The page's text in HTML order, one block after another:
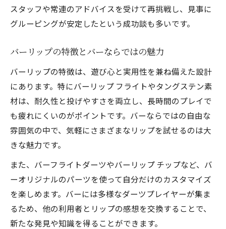
バーリップとチップの組み合わせのコツ
ダーツ上級者が注目するフライト活用術
タングステンバーリップの魅力と利点を解
説
バーリップにおける重さと素材の重要性
投げ心地を高めるバーリップ選びの秘訣
タングステンバーリップの選び方ガイド
バーリップで感じる自分流の投げやすさ
バーリップでダーツをもっと楽しむ工夫
バーリップ選びでプレイ体験を向上させる
バーリップとフライトの調整ポイント紹介
チップや素材の違いを活かすバーリップ術
スタッフや常連のアドバイスを受けて再挑戦し、見事に
グルーピングが安定したという成功談も多いです。
バーリップの特徴とバーならではの魅力
バーリップの特徴は、遊び心と実用性を兼ね備えた設計
にあります。特にバーリップ フライトやタングステン素
材は、耐久性と投げやすさを両立し、長時間のプレイで
も疲れにくいのがポイントです。バーならではの自由な
雰囲気の中で、気軽にさまざまなリップを試せるのは大
きな魅力です。
また、バーフライトダーツやバーリップ チップなど、バ
ーオリジナルのパーツを使って自分だけのカスタマイズ
を楽しめます。バーには多様なダーツプレイヤーが集ま
るため、他の利用者とリップの感想を交換することで、
新たな発見や知識を得ることができます。